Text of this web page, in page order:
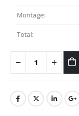
Montage:
Total: